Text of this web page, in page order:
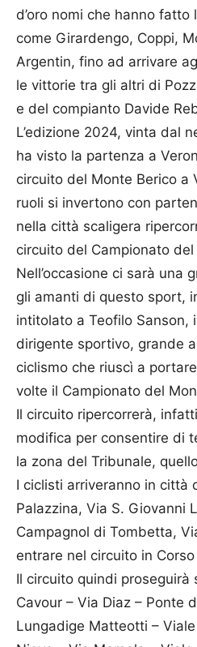
d’oro nomi che hanno fatto
come Girardengo, Coppi,
Argentin, fino ad arrivare
le vittorie tra gli altri di
e del compianto Davide
L’edizione 2024, vinta dal
ha visto la partenza a
circuito del Monte Berico a
ruoli si invertono con
nella città scaligera
circuito del Campionato del
Nell’occasione ci sarà una
gli amanti di questo sport,
intitolato a Teofilo Sanson,
dirigente sportivo, grande
ciclismo che riuscì a
volte il Campionato del
Il circuito ripercorrerà,
modifica per consentire di
la zona del Tribunale,
I ciclisti arriveranno in città
Palazzina, Via S. Giovanni
Campagnol di Tombetta,
entrare nel circuito in
Il circuito quindi proseguirà
Cavour – Via Diaz – Ponte
Lungadige Matteotti – Viale